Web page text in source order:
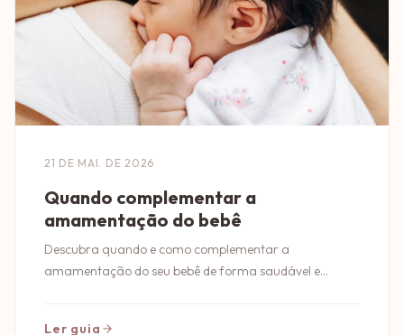
21 DE MAI. DE 2026
Quando complementar a
amamentação do bebê
Descubra quando e como complementar a
amamentação do seu bebê de forma saudável e
Ler guia